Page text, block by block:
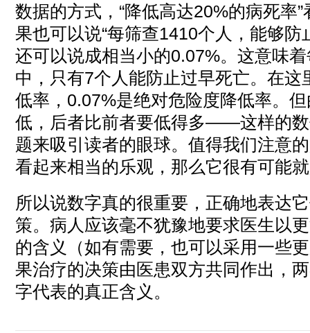
数据的方式，“降低高达20%的病死率
果也可以说“每筛查1410个人，能够防
还可以说成相当小的0.07%。这意味
中，只有7个人能防止过早死亡。在这
低率，0.07%是绝对危险度降低率。
低，后者比前者要低得多——这样的
题来吸引读者的眼球。值得我们注意
看起来相当的乐观，那么它很有可能
所以说数字真的很重要，正确地表达
策。病人应该毫不犹豫地要求医生以
的含义（如有需要，也可以采用一些
果治疗的决策由医患双方共同作出，
字代表的真正含义。